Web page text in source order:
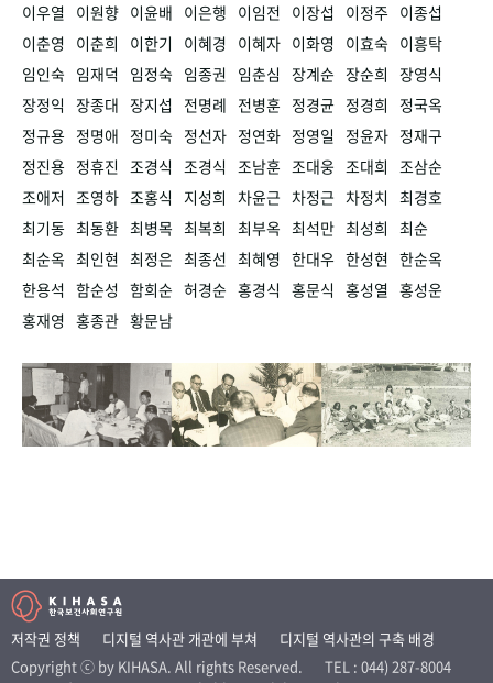
이우열
이원향 이윤배 이은행 이임전 이장섭 이정주 이종섭
이춘영
이춘희 이한기 이혜경 이혜자 이화영 이효숙 이흥탁
임인숙 임재덕 임정숙 임종권 임춘심 장계순 장순희 장영식
장정익 장종대 장지섭 전명례 전병훈 정경균 정경희
정국옥
정규용 정명애 정미숙 정선자 정연화 정영일 정윤자 정재구
정진용 정휴진 조경식 조경식 조남훈 조대웅 조대희 조삼순
조애저 조영하 조홍식 지성희 차윤근 차정근 차정치 최경호
최기동 최동환 최병목 최복희 최부옥 최석만 최성희 최순
최순옥 최인현 최정은 최종선 최혜영 한대우 한성현 한순옥
한용석 함순성 함희순 허경순 홍경식 홍문식 홍성열 홍성운
홍재영 홍종관 황문남
저작권 정책 디지털 역사관 개관에 부쳐
디지털 역사관의 구축 배경
Copyright ⓒ by KIHASA. All rights Reserved.
TEL : 044) 287-8004